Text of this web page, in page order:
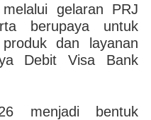
gelaran PRJ
berupaya untuk
dan layanan
Debit Visa Bank
menjadi bentuk